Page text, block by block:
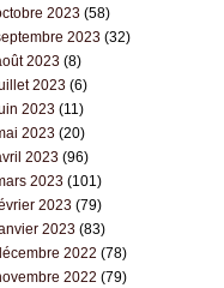
2023(58)
2023(32)
2023(8)
2023(6)
2023(11)
2023(20)
2023(96)
2023(101)
2023(79)
2023(83)
2022 (78)
2022 (79)